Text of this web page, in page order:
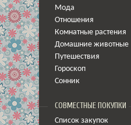
Мода
Отношения
Комнатные растения
Домашние животные
Путешествия
Гороскоп
Сонник
СОВМЕСТНЫЕ ПОКУПКИ
Список закупок